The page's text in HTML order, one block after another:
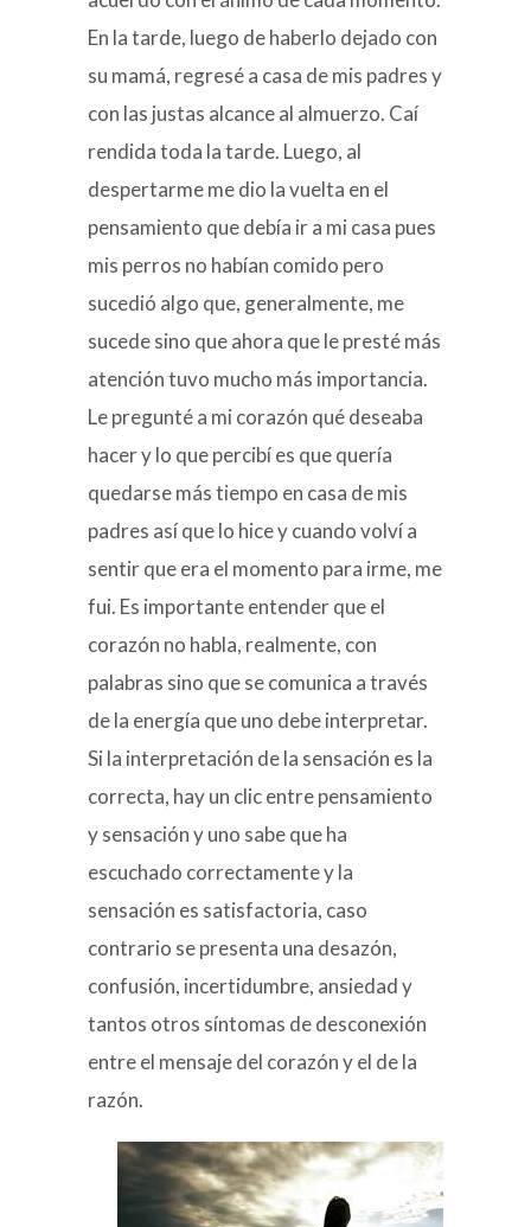
En la tarde, luego de haberlo dejado con
su mamá, regresé a casa de mis padres y
con las justas alcance al almuerzo. Caí
rendida toda la tarde. Luego, al
despertarme me dio la vuelta en el
pensamiento que debía ir a mi casa pues
mis perros no habían comido pero
sucedió algo que, generalmente, me
sucede sino que ahora que le presté más
atención tuvo mucho más importancia.
Le pregunté a mi corazón qué deseaba
hacer y lo que percibí es que quería
quedarse más tiempo en casa de mis
padres así que lo hice y cuando volví a
sentir que era el momento para irme, me
fui. Es importante entender que el
corazón no habla, realmente, con
palabras sino que se comunica a través
de la energía que uno debe interpretar.
Si la interpretación de la sensación es la
correcta, hay un clic entre pensamiento
y sensación y uno sabe que ha
escuchado correctamente y la
sensación es satisfactoria, caso
contrario se presenta una desazón,
confusión, incertidumbre, ansiedad y
tantos otros síntomas de desconexión
entre el mensaje del corazón y el de la
razón.